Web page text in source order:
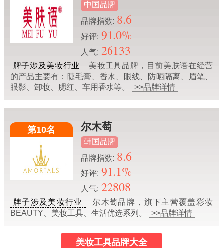
中国品牌
品牌指数: 8.6
好评: 91.0%
人气: 26133
牌子涉及美妆行业
美妆工具品牌，目前美肤语在经营
的产品主要有：睫毛膏、香水、眼线、防晒隔离、眉笔、
眼影、卸妆、腮红、车用香水等。
>>品牌详情
第10名 尔木萄
韩国品牌
品牌指数: 8.6
好评: 91.1%
人气: 22808
牌子涉及美妆行业
尔木萄品牌，旗下主营覆盖彩妆
BEAUTY、美妆工具、生活优选系列。
>>品牌详情
美妆工具品牌大全